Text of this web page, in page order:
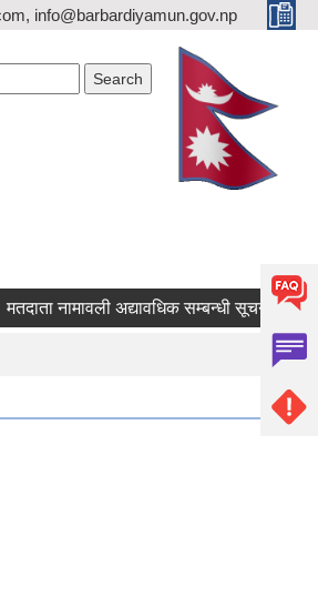
info@barbardiyamun.gov.np
मतदाता नामावली अद्यावधिक सम्बन्धी सूचना ।